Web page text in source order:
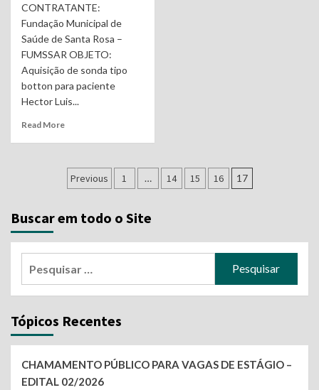
CONTRATANTE:
Fundação Municipal de
Saúde de Santa Rosa –
FUMSSAR OBJETO:
Aquisição de sonda tipo
botton para paciente
Hector Luis...
Read More
Navegação
posts
Previous 1 … 14 15 16 17
Buscar em todo o Site
Tópicos Recentes
CHAMAMENTO PÚBLICO PARA VAGAS DE ESTÁGIO –
EDITAL 02/2026